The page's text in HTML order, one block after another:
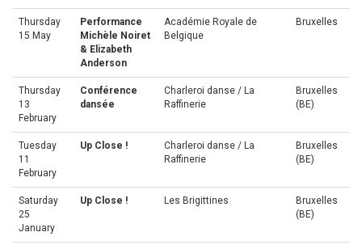
Thursday
15 May
Performance
Michèle Noiret
& Elizabeth
Anderson
Académie Royale de
Belgique
Bruxelles
Thursday
13
February
Conférence
dansée
Charleroi danse / La
Raffinerie
Bruxelles
(BE)
Tuesday
11
February
Up Close !
Charleroi danse / La
Raffinerie
Bruxelles
(BE)
Saturday
25
January
Up Close ! Les Brigittines
Bruxelles
(BE)